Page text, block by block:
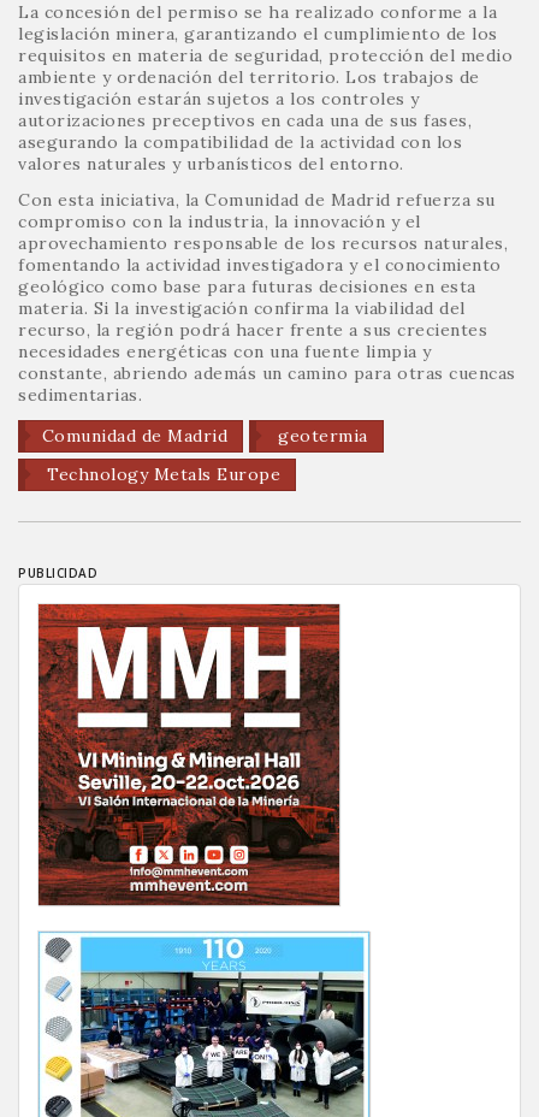
La concesión del permiso se ha realizado conforme a la
legislación minera, garantizando el cumplimiento de los
requisitos en materia de seguridad, protección del medio
ambiente y ordenación del territorio. Los trabajos de
investigación estarán sujetos a los controles y
autorizaciones preceptivos en cada una de sus fases,
asegurando la compatibilidad de la actividad con los
valores naturales y urbanísticos del entorno.
Con esta iniciativa, la Comunidad de Madrid refuerza su
compromiso con la industria, la innovación y el
aprovechamiento responsable de los recursos naturales,
fomentando la actividad investigadora y el conocimiento
geológico como base para futuras decisiones en esta
materia. Si la investigación confirma la viabilidad del
recurso, la región podrá hacer frente a sus crecientes
necesidades energéticas con una fuente limpia y
constante, abriendo además un camino para otras cuencas
sedimentarias.
Comunidad de Madrid
geotermia
Technology Metals Europe
PUBLICIDAD